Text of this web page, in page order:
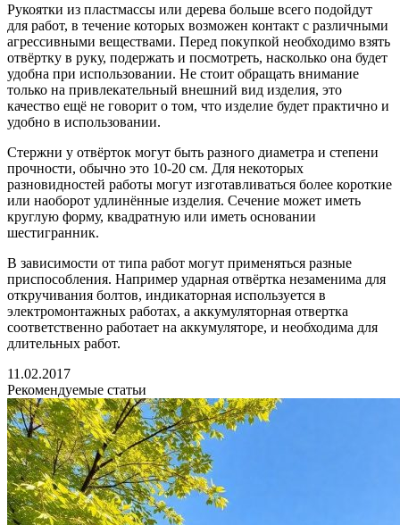
Рукоятки из пластмассы или дерева больше всего подойдут
для работ, в течение которых возможен контакт с различными
агрессивными веществами. Перед покупкой необходимо взять
отвёртку в руку, подержать и посмотреть, насколько она будет
удобна при использовании. Не стоит обращать внимание
только на привлекательный внешний вид изделия, это
качество ещё не говорит о том, что изделие будет практично и
удобно в использовании.
Стержни у отвёрток могут быть разного диаметра и степени
прочности, обычно это 10-20 см. Для некоторых
разновидностей работы могут изготавливаться более короткие
или наоборот удлинённые изделия. Сечение может иметь
круглую форму, квадратную или иметь основании
шестигранник.
В зависимости от типа работ могут применяться разные
приспособления. Например ударная отвёртка незаменима для
откручивания болтов, индикаторная используется в
электромонтажных работах, а аккумуляторная отвертка
соответственно работает на аккумуляторе, и необходима для
длительных работ.
11.02.2017
Рекомендуемые статьи